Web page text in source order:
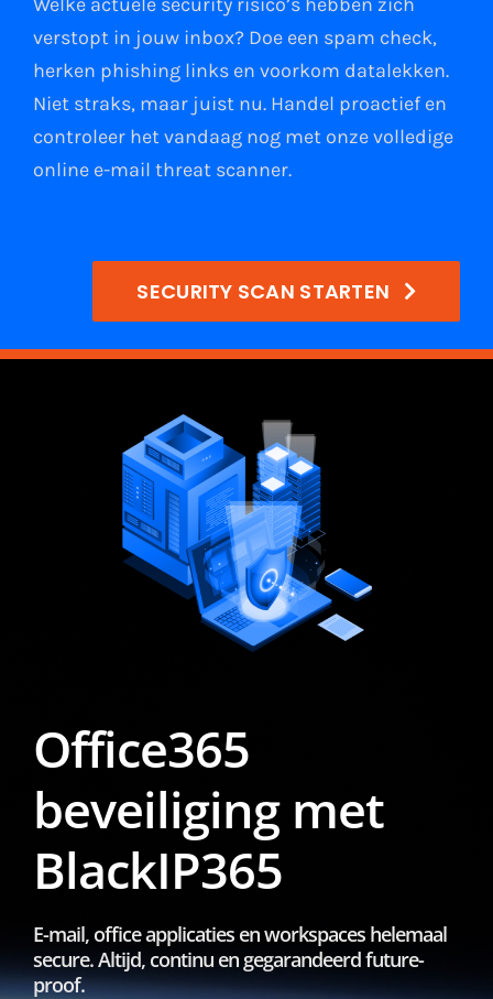
verstopt in jouw inbox? Doe een spam check,
herken phishing linksen voorkom datalekken.
Niet straks, maar juist nu. Handel proactief en
controleer het vandaag nog met onze volledige
online e-mail threat scanner.
SECURITY SCAN STARTEN
Office365
beveiliging met
BlackIP365
E-mail, office applicaties en workspaces helemaal
secure. Altijd, continu en gegarandeerd future-
proof.